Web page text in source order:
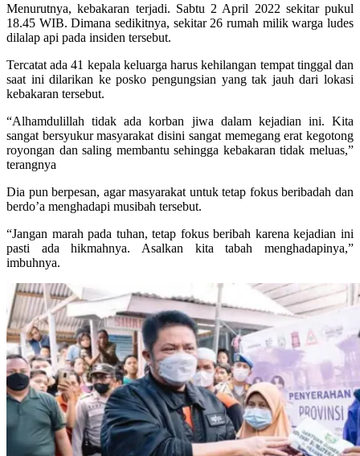
Menurutnya, kebakaran terjadi. Sabtu 2 April 2022 sekitar pukul
18.45 WIB. Dimana sedikitnya, sekitar 26 rumah milik warga ludes
dilalap api pada insiden tersebut.
Tercatat ada 41 kepala keluarga harus kehilangan tempat tinggal dan
saat ini dilarikan ke posko pengungsian yang tak jauh dari lokasi
kebakaran tersebut.
“Alhamdulillah tidak ada korban jiwa dalam kejadian ini. Kita
sangat bersyukur masyarakat disini sangat memegang erat kegotong
royongan dan saling membantu sehingga kebakaran tidak meluas,”
terangnya
Dia pun berpesan, agar masyarakat untuk tetap fokus beribadah dan
berdo’a menghadapi musibah tersebut.
“Jangan marah pada tuhan, tetap fokus beribah karena kejadian ini
pasti ada hikmahnya. Asalkan kita tabah menghadapinya,”
imbuhnya.